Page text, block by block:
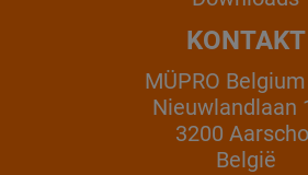
KONTAKT
MÜPRO Belgium
Nieuwlandlaan
3200
België